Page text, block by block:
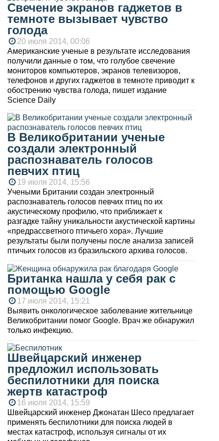
Свечение экранов гаджетов в
темноте вызывает чувство
голода
20 июля 2014, 00:06
Американские ученые в результате исследования
получили данные о том, что голубое свечение
мониторов компьютеров, экранов телевизоров,
телефонов и других гаджетов в темноте приводит к
обострению чувства голода, пишет издание
Science Daily
В Великобритании ученые
создали электронный
распознаватель голосов
певчих птиц
19 июля 2014, 15:56
Учеными Британии создан электронный
распознаватель голосов певчих птиц по их
акустическому профилю, что приближает к
разгадке тайну уникальности акустической картины
«предрассветного птичьего хора». Лучшие
результаты были получены после анализа записей
птичьих голосов из бразильского архива голосов.
Британка нашла у себя рак с
помощью Google
17 июля 2014, 15:21
Выявить онкологическое заболевание жительнице
Великобритании помог Google. Врач же обнаружил
только инфекцию.
Швейцарский инженер
предложил использовать
беспилотники для поиска
жертв катастроф
16 июля 2014, 15:59
Швейцарский инженер Джонатан Шесо предлагает
применять беспилотники для поиска людей в
местах катастроф, используя сигналы от их